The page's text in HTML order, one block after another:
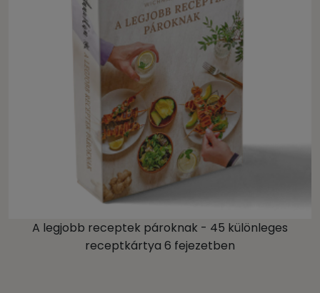
A legjobb receptek pároknak - 45 különleges
receptkártya 6 fejezetben